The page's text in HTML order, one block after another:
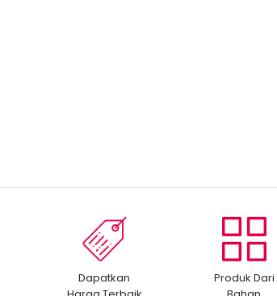
Dapatkan
Produk Dari